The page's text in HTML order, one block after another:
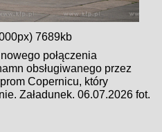
7689kb
połączenia
obsługiwanego przez
Copernicu, który
Załadunek. 06.07.2026 fot.